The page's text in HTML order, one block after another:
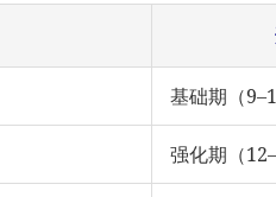
基础期（
强化期（